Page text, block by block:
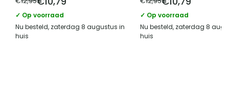
✓ Op voorraad
Nu besteld, zaterdag 8 augustus in
huis
✓ Op voorraad
Nu besteld, zaterdag 8
huis